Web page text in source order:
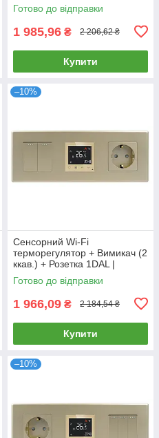
(P228-SW3G-TR.WF-ST.WT)
Готово до відправки
1 985,96 ₴ 2 206,62 ₴
Купити
–10%
Сенсорний Wi-Fi
терморегулятор + Вимикач (2
ккав.) + Розетка 1DAL |
Золото (P228-SW2G-TR.WF-
ST.GD)
Готово до відправки
1 966,09 ₴ 2 184,54 ₴
Купити
–10%